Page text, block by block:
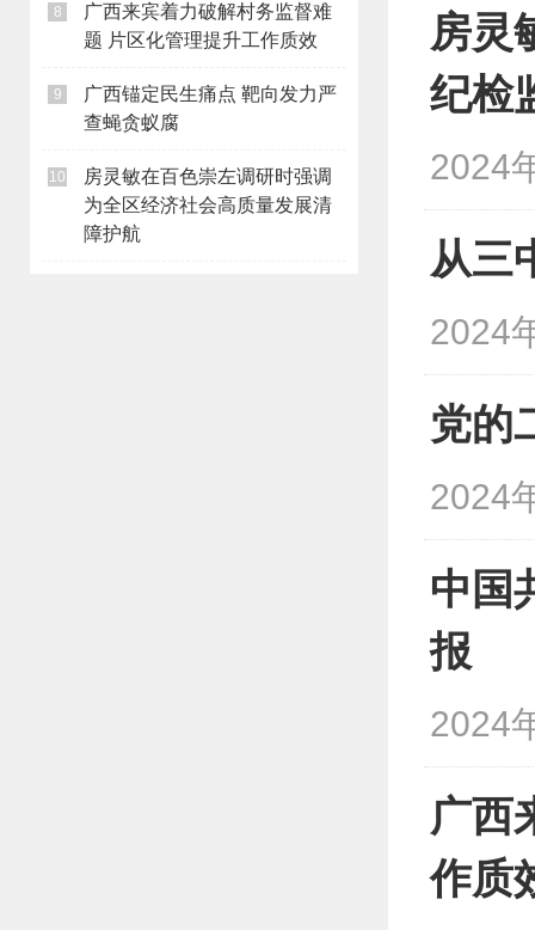
8
广西来宾着力破解村务监督难
题 片区化管理提升工作质效
9
广西锚定民生痛点 靶向发力严
查蝇贪蚁腐
10
房灵敏在百色崇左调研时强调
为全区经济社会高质量发展清
障护航
房灵
纪检
2024
从三
2024
党的
2024
中国
报
2024
广西
作质